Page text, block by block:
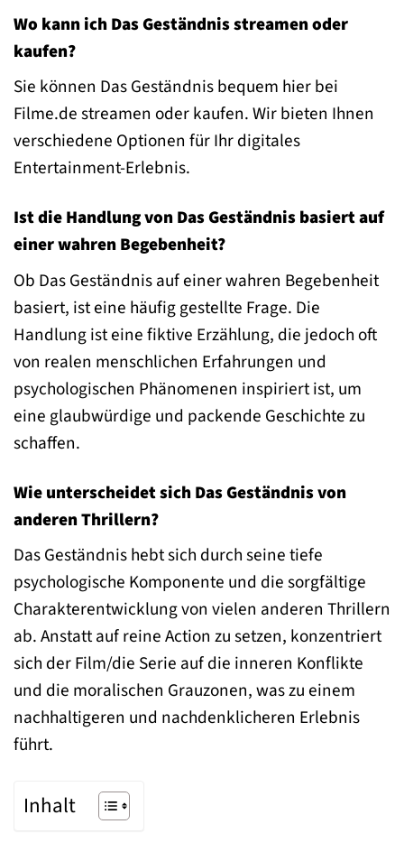
Wo kann ich Das Geständnis streamen oder
kaufen?
Sie können Das Geständnis bequem hier bei
Filme.de streamen oder kaufen. Wir bieten Ihnen
verschiedene Optionen für Ihr digitales
Entertainment-Erlebnis.
Ist die Handlung von Das Geständnis basiert auf
einer wahren Begebenheit?
Ob Das Geständnis auf einer wahren Begebenheit
basiert, ist eine häufig gestellte Frage. Die
Handlung ist eine fiktive Erzählung, die jedoch oft
von realen menschlichen Erfahrungen und
psychologischen Phänomenen inspiriert ist, um
eine glaubwürdige und packende Geschichte zu
schaffen.
Wie unterscheidet sich Das Geständnis von
anderen Thrillern?
Das Geständnis hebt sich durch seine tiefe
psychologische Komponente und die sorgfältige
Charakterentwicklung von vielen anderen Thrillern
ab. Anstatt auf reine Action zu setzen, konzentriert
sich der Film/die Serie auf die inneren Konflikte
und die moralischen Grauzonen, was zu einem
nachhaltigeren und nachdenklicheren Erlebnis
führt.
Inhalt